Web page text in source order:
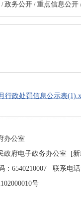
/政务公开 /重点信息公开
行政处罚信息公示表
办公室
政府电子政务办公室
[
6540210007 联系电话
号